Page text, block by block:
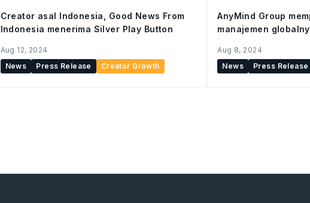
Creator asal Indonesia, Good News From
Indonesia menerima Silver Play Button
Aug 12, 2024
News
Press Release Creator Growth
AnyMind Group
manajemen
Aug 8, 2024
News
Press Release